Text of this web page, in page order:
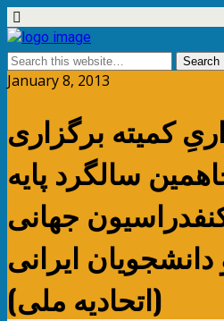
January 8, 2013
کمیته برگزاری
سالگرد پایه
جهانی
ایرانی
(اتحادیه ملی)